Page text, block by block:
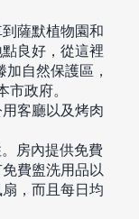
薩默植物園和
良好，從這裡
自然保護區，
政府。
客廳以及烤肉
房內提供免費
費盥洗用品以
，而且每日均